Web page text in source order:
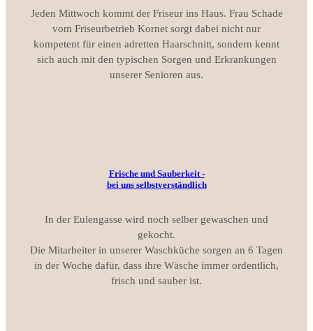
Jeden Mittwoch kommt der Friseur ins Haus. Frau Schade
vom Friseurbetrieb Kornet sorgt dabei nicht nur
kompetent für einen adretten Haarschnitt, sondern kennt
sich auch mit den typischen Sorgen und Erkrankungen
unserer Senioren aus.
Frische und Sauberkeit -
bei uns selbstverständlich
In der Eulengasse wird noch selber gewaschen und
gekocht.
Die Mitarbeiter in unserer Waschküche sorgen an 6 Tagen
in der Woche dafür, dass ihre Wäsche immer ordentlich,
frisch und sauber ist.